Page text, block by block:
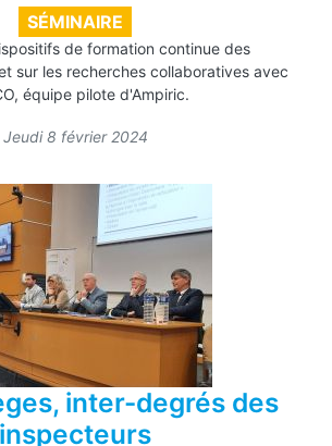
SÉMINAIRE
de formation continue des
sur les recherches collaboratives avec
équipe pilote d'Ampiric.
Jeudi 8 février 2024
inter-degrés des
inspecteurs